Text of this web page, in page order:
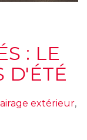
: LE
D'ÉTÉ
extérieur,